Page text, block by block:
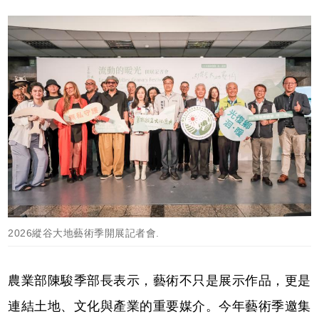
2026縱谷大地藝術季開展記者會.
農業部陳駿季部長表示，藝術不只是展示作品，更是
連結土地、文化與產業的重要媒介。今年藝術季邀集